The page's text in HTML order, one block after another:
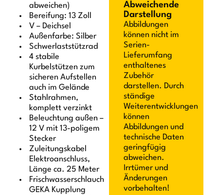
abweichen)
Bereifung: 13 Zoll
V – Deichsel
Außenfarbe: Silber
Schwerlaststützrad
4 stabile
Kurbelstützen zum
sicheren Aufstellen
auch im Gelände
Stahlrahmen,
komplett verzinkt
Beleuchtung außen –
12 V mit 13-poligem
Stecker
Zuleitungskabel
Elektroanschluss,
Länge ca. 25 Meter
Frischwasserschlauch
GEKA Kupplung
Abweichende
Darstellung
Abbildungen
können nicht im
Serien-
Lieferumfang
enthaltenes
Zubehör
darstellen. Durch
ständige
Weiterentwicklungen
können
Abbildungen und
technische Daten
geringfügig
abweichen.
Irrtümer und
Änderungen
vorbehalten!